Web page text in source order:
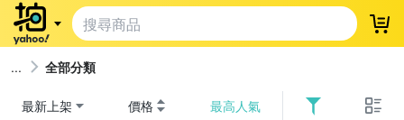
登
全部分類
最新上架 價格 最高人氣